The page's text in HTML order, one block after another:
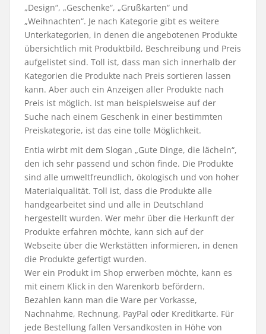
„Design“, „Geschenke“, „Grußkarten“ und
„Weihnachten“. Je nach Kategorie gibt es weitere
Unterkategorien, in denen die angebotenen Produkte
übersichtlich mit Produktbild, Beschreibung und Preis
aufgelistet sind. Toll ist, dass man sich innerhalb der
Kategorien die Produkte nach Preis sortieren lassen
kann. Aber auch ein Anzeigen aller Produkte nach
Preis ist möglich. Ist man beispielsweise auf der
Suche nach einem Geschenk in einer bestimmten
Preiskategorie, ist das eine tolle Möglichkeit.
Entia wirbt mit dem Slogan „Gute Dinge, die lächeln“,
den ich sehr passend und schön finde. Die Produkte
sind alle umweltfreundlich, ökologisch und von hoher
Materialqualität. Toll ist, dass die Produkte alle
handgearbeitet sind und alle in Deutschland
hergestellt wurden. Wer mehr über die Herkunft der
Produkte erfahren möchte, kann sich auf der
Webseite über die Werkstätten informieren, in denen
die Produkte gefertigt wurden.
Wer ein Produkt im Shop erwerben möchte, kann es
mit einem Klick in den Warenkorb befördern.
Bezahlen kann man die Ware per Vorkasse,
Nachnahme, Rechnung, PayPal oder Kreditkarte. Für
jede Bestellung fallen Versandkosten in Höhe von